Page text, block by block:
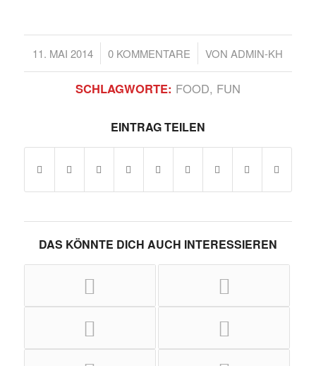
11. MAI 2014
/ 0 KOMMENTARE
/ VONADMIN-KH
SCHLAGWORTE: FOOD, FUN
EINTRAG TEILEN
DAS KÖNNTE DICH AUCH INTERESSIEREN